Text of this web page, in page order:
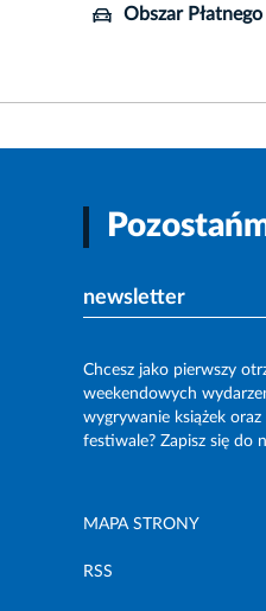
Obszar
newsletter
Chcesz jako pierwszy
weekendowych
wygrywanie książek
festiwale? Zapisz się do
MAPA STRONY
RSS